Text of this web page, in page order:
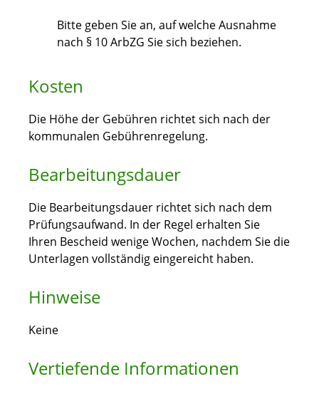
Bitte geben Sie an, auf welche Ausnahme
nach § 10 ArbZG Sie sich beziehen.
Kosten
Die Höhe der Gebühren richtet sich nach der
kommunalen Gebührenregelung.
Bearbeitungsdauer
Die Bearbeitungsdauer richtet sich nach dem
Prüfungsaufwand. In der Regel erhalten Sie
Ihren Bescheid wenige Wochen, nachdem Sie die
Unterlagen vollständig eingereicht haben.
Hinweise
Keine
Vertiefende Informationen